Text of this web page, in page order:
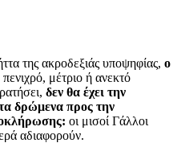
της ακροδεξιάς υποψηφίας, ο
μέτριο ή ανεκτό
δεν θα έχει την
δρώμενα προς την
οι μισοί Γάλλοι
αδιαφορούν.